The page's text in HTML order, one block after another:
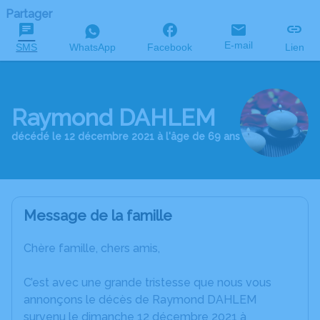
Partager
SMS WhatsApp Facebook E-mail Lien
Raymond DAHLEM
décédé le 12 décembre 2021 à l'âge de 69 ans
Message de la famille
Chère famille, chers amis,
C’est avec une grande tristesse que nous vous
annonçons le décès de Raymond DAHLEM
survenu le dimanche 12 décembre 2021 à